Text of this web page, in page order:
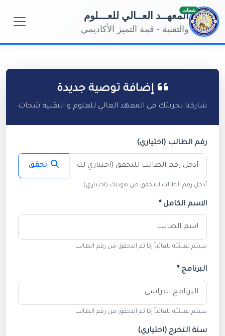
شحاتالمعهــد العــالي للعـــلوم
والتقنية - قمة التميز الأكاديمي
إضافة توصية جديدة
شاركنا تجربتك في المعهد العالي للعلوم و التقنية شحات
رقم الطالب (اختياري)
تحقق
أدخل رقم الطالب للتحقق من هويتك (اختياري)
الاسم الكامل *
سيتم تعبئته تلقائياً إذا تم التحقق من رقم الطالب
البرنامج *
سيتم تعبئته تلقائياً إذا تم التحقق من رقم الطالب
سنة التخرج (اختياري)